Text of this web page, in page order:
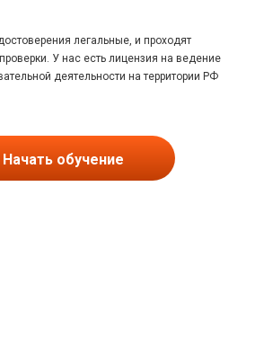
легальные, и проходят
У нас есть лицензия на ведение
деятельности на территории РФ
Начать обучение